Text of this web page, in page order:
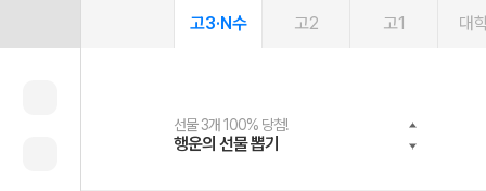
고3·N수 고2 고1 대
선물 3개 100% 당첨!
행운의 선물 뽑기
선물 100% 증정!
메가스터디 X 올리브
2027 러셀 단과
강사 공개선발
스마트러닝앱
설문 EVENT
메가패스
3일 무료 체험권
메가패스 수강생 무료혜택!
메가클럽 멤버십
사회공헌 캠페인
희망이룸 메가나눔